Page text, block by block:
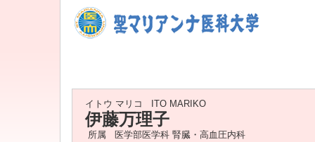
イトウ マリコ ITO MARIKO
伊藤万理子
所属
医学部医学科 腎臓・高血圧内科